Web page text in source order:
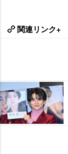
関連リンク+